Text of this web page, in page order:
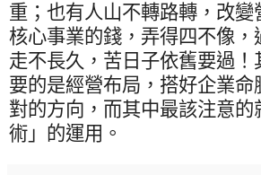
重；也有人山不轉路轉，改變
核心事業的錢，弄得四不像，
走不長久，苦日子依舊要過！
要的是經營布局，搭好企業命
對的方向，而其中最該注意的
術」的運用。